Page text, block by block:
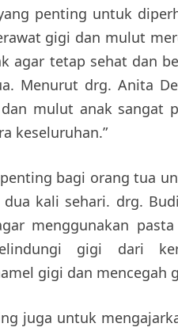
penting untuk
gigi dan mulut
agar tetap sehat dan
Menurut drg. Anita
mulut anak sangat
keseluruhan.”
bagi orang tua
kali sehari. drg.
menggunakan
gigi dari
gigi dan mencegah
juga untuk